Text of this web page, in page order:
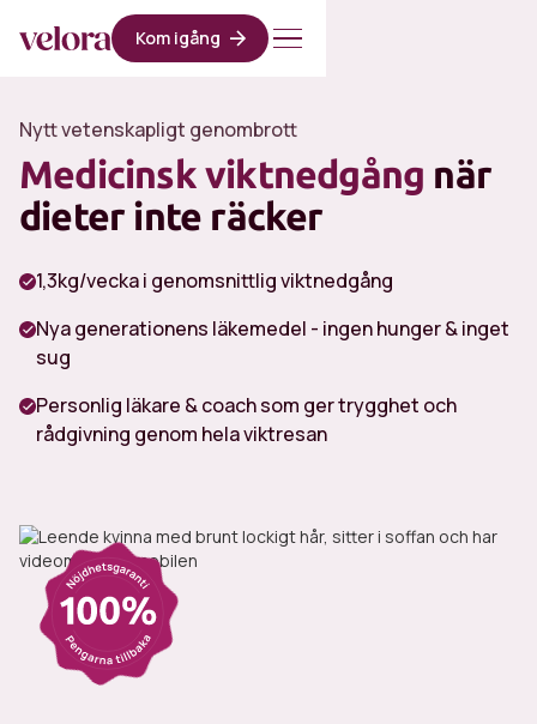
Kom igång
Nytt vetenskapligt genombrott
Medicinsk viktnedgång när
dieter inte räcker
1,3kg/vecka i genomsnittlig viktnedgång
Nya generationens läkemedel - ingen hunger & inget
sug
Personlig läkare & coach som ger trygghet och
rådgivning genom hela viktresan